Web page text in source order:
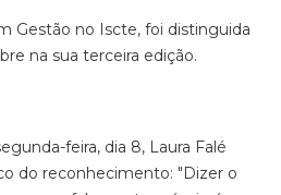
Gestão no Iscte, foi distinguida
na sua terceira edição.
feira, dia 8, Laura Falé
do reconhecimento: "Dizer o